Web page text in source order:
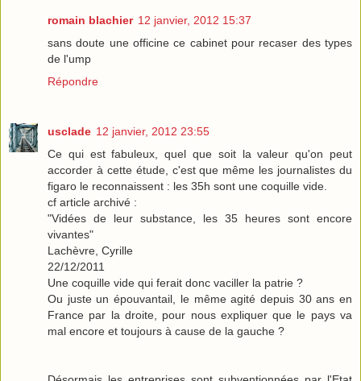
romain blachier 12 janvier, 2012 15:37
sans doute une officine ce cabinet pour recaser des types
de l'ump
Répondre
usclade 12 janvier, 2012 23:55
Ce qui est fabuleux, quel que soit la valeur qu'on peut
accorder à cette étude, c'est que même les journalistes du
figaro le reconnaissent : les 35h sont une coquille vide.
cf article archivé :
"Vidées de leur substance, les 35 heures sont encore
vivantes"
Lachèvre, Cyrille
22/12/2011
Une coquille vide qui ferait donc vaciller la patrie ?
Ou juste un épouvantail, le même agité depuis 30 ans en
France par la droite, pour nous expliquer que le pays va
mal encore et toujours à cause de la gauche ?